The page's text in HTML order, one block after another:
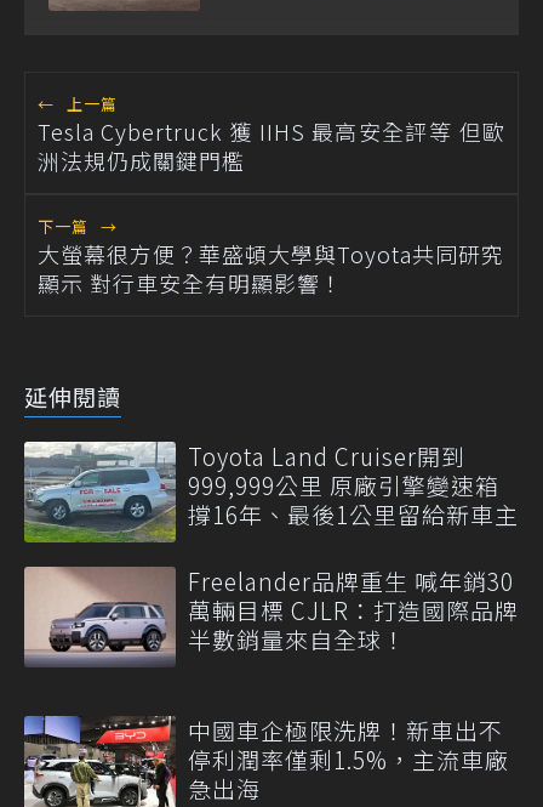
← 上一篇
Tesla Cybertruck 獲 IIHS 最高安全評等 但歐
洲法規仍成關鍵門檻
下一篇 →
大螢幕很方便？華盛頓大學與Toyota共同研究
顯示 對行車安全有明顯影響！
延伸閱讀
Toyota Land Cruiser開到
999,999公里 原廠引擎變速箱
撐16年、最後1公里留給新車主
Freelander品牌重生 喊年銷30
萬輛目標 CJLR：打造國際品牌
半數銷量來自全球！
中國車企極限洗牌！新車出不
停利潤率僅剩1.5%，主流車廠
急出海